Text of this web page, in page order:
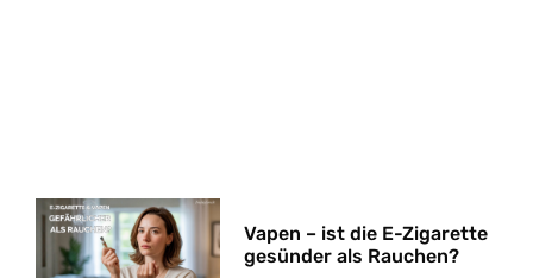
Vapen – ist die E-Zigarette
gesünder als Rauchen?